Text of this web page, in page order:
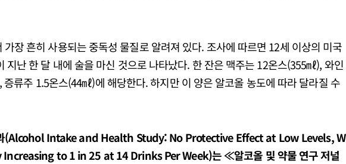
가장 흔히 사용되는 중독성 물질로 알려져 있다. 조사에 따르면 12세 이상의 미국
지난 한 달 내에 술을 마신 것으로 나타났다. 한 잔은 맥주는 12온스(355㎖), 와인
류주 1.5온스(44㎖)에 해당한다. 하지만 이 양은 알코올 농도에 따라 달라질 수
(Alcohol Intake and Health Study: No Protective Effect at Low Levels, W
to 1 in 25 at 14 Drinks Per Week)는 ≪알코올 및 약물 연구 저널